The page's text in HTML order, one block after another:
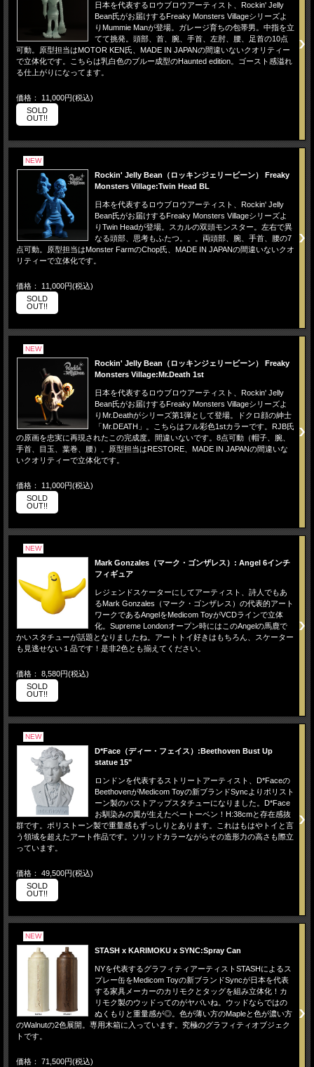
日本を代表するロウブロウアーティスト、Rockin' Jelly
Bean氏がお届けするFreaky Monsters Villageシリーズよ
りMummie Manが登場。ガレージ育ちの包帯男。中指を立
てて挑発。頭部、首、腕、手首、左肘、腰、足首の10点
可動。原型担当はMOTOR KEN氏、MADE IN JAPANの間違いないクオリティー
で立体化です。こちらは乳白色のブルー成型のHaunted edition。ゴースト感溢れ
る仕上がりになってます。
価格： 11,000円(税込)
SOLD
OUT!!
NEW
Rockin' Jelly Bean（ロッキンジェリービーン） Freaky
Monsters Village:Twin Head BL
日本を代表するロウブロウアーティスト、Rockin' Jelly
Bean氏がお届けするFreaky Monsters Villageシリーズよ
りTwin Headが登場。スカルの双頭モンスター。左右で異
なる頭部、思考もふたつ。。。両頭部、腕、手首、腰の7
点可動。原型担当はMonster FarmのChop氏、MADE IN JAPANの間違いないクオ
リティーで立体化です。
価格： 11,000円(税込)
SOLD
OUT!!
NEW
Rockin' Jelly Bean（ロッキンジェリービーン） Freaky
Monsters Village:Mr.Death 1st
日本を代表するロウブロウアーティスト、Rockin' Jelly
Bean氏がお届けするFreaky Monsters Villageシリーズよ
りMr.Deathがシリーズ第1弾として登場。ドクロ顔の紳士
「Mr.DEATH」。こちらはフル彩色1stカラーです。RJB氏
の原画を忠実に再現されたこの完成度。間違いないです。8点可動（帽子、腕、
手首、目玉、葉巻、腰）。原型担当はRESTORE、MADE IN JAPANの間違いな
いクオリティーで立体化です。
価格： 11,000円(税込)
SOLD
OUT!!
NEW
Mark Gonzales（マーク・ゴンザレス）: Angel 6インチ
フィギュア
レジェンドスケーターにしてアーティスト、詩人でもあ
るMark Gonzales（マーク・ゴンザレス）の代表的アート
ワークであるAngelをMedicom ToyがVCDラインで立体
化。Supreme Londonオープン時にはこのAngelの馬鹿で
かいスタチューが話題となりましたね。アートトイ好きはもちろん、スケーター
も見逃せない１品です！是非2色とも揃えてください。
価格： 8,580円(税込)
SOLD
OUT!!
NEW
D*Face（ディー・フェイス）:Beethoven Bust Up
statue 15"
ロンドンを代表するストリートアーティスト、D*Faceの
BeethovenがMedicom Toyの新ブランドSyncよりポリスト
ーン製のバストアップスタチューになりました。D*Face
お馴染みの翼が生えたベートーベン！H:38cmと存在感抜
群です。ポリストーン製で重量感もずっしりとあります。これはもはやトイと言
う領域を超えたアート作品です。ソリッドカラーながらその造形力の高さも際立
っています。
価格： 49,500円(税込)
SOLD
OUT!!
NEW
STASH x KARIMOKU x SYNC:Spray Can
NYを代表するグラフィティアーティストSTASHによるス
プレー缶をMedicom Toyの新ブランドSyncが日本を代表
する家具メーカーのカリモクとタッグを組み立体化！カ
リモク製のウッドってのがヤバいね。ウッドならではの
ぬくもりと重量感が◎。色が薄い方のMapleと色が濃い方
のWalnutの2色展開。専用木箱に入っています。究極のグラフィティオブジェク
トです。
価格： 71,500円(税込)